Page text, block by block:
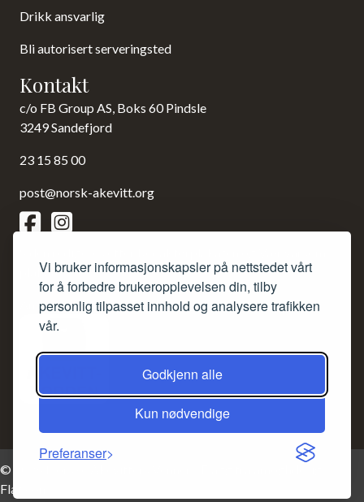
Vi bruker informasjonskapsler på nettstedet vårt
for å forbedre brukeropplevelsen din, tilby
personlig tilpasset innhold og analysere trafikken
vår.
Godkjenn alle
Kun nødvendige
Preferanser
Drikk ansvarlig
Bli autorisert serveringsted
Kontakt
c/o FB Group AS, Boks 60 Pindsle
3249 Sandefjord
23 15 85 00
post@norsk-akevitt.org
plakaten.
Ansvarlig redaktør: Frank Bruun.
© 2026 Norske Akevitters Venner - Flagg fra
Flaticon